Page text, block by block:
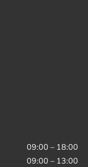
09:00 – 18:00
09:00 – 13:00